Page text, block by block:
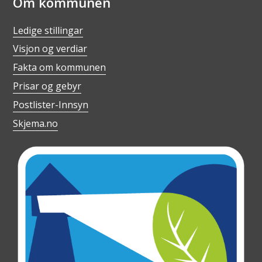
Ledige stillingar
Visjon og verdiar
Fakta om kommunen
Prisar og gebyr
Postlister-Innsyn
Skjema.no